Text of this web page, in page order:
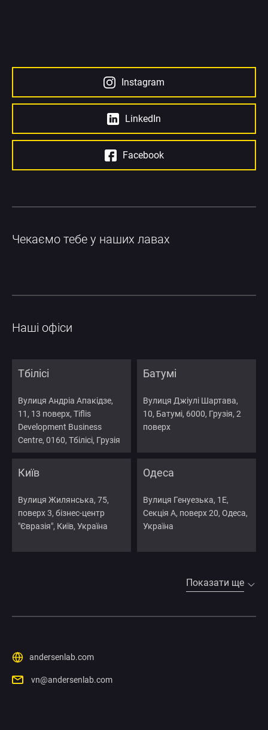
Instagram
LinkedIn
Facebook
Чекаємо тебе у наших лавах
Наші офіси
Тбілісі
Вулиця Андріа Апакідзе,
11, 13 поверх, Tiflis
Development Business
Centre, 0160, Тбілісі, Грузія
Батумі
Вулиця Джіулі Шартава,
10, Батумі, 6000, Грузія, 2
поверх
Київ
Вулиця Жилянська, 75,
поверх 3, бізнес-центр
"Євразія", Київ, Україна
Одеса
Вулиця Генуезька, 1Е,
Секція А, поверх 20, Одеса,
Україна
Показати ще
andersenlab.com
vn@andersenlab.com